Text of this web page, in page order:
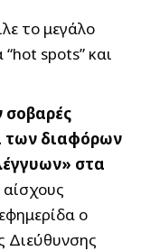
σοβαρές
των διαφόρων
στα
αίσχους
ο
Διεύθυνσης